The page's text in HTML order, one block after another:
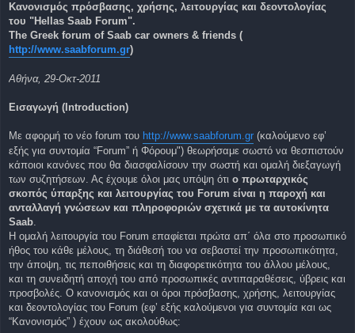
ν
α
ν
ω
σ
έ
δ
ο
ί
ε
σ
η
Κανονισμός πρόσβασης, χρήσης, λειτουργίας και δεοντολογίας
του "Hellas Saab Forum".
The Greek forum of Saab car owners & friends (
http://www.saabforum.gr)
Αθήνα, 29-Οκτ-2011
Εισαγωγή (Introduction)
Με αφορμή το νέο forum του http://www.saabforum.gr (καλούμενο εφ’
εξής για συντομία “Forum” ή Φόρουμ") θεωρήσαμε σωστό να θεσπιστούν
κάποιοι κανόνες που θα διασφαλίσουν την σωστή και ομαλή διεξαγωγή
των συζητήσεων. Ας έχουμε όλοι μας υπόψη ότι o πρωταρχικός
σκοπός ύπαρξης και λειτουργίας του Forum είναι η παροχή και
ανταλλαγή γνώσεων και πληροφοριών σχετικά με τα αυτοκίνητα
Saab.
Η ομαλή λειτουργία του Forum επαφίεται πρώτα απ΄ όλα στο προσωπικό
ήθος του κάθε μέλους, τη διάθεσή του να σεβαστεί την προσωπικότητα,
την άποψη, τις πεποιθήσεις και τη διαφορετικότητα του άλλου μέλους,
και τη συνειδητή αποχή του από προσωπικές αντιπαραθέσεις, ύβρεις και
προσβολές. Ο κανονισμός και οι όροι πρόσβασης, χρήσης, λειτουργίας
και δεοντολογίας του Forum (εφ’ εξής καλούμενοι για συντομία και ως
“Κανονισμός” ) έχουν ως ακολούθως: